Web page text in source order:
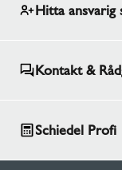
Hitta ansvarig
Kontakt &
Schiedel Profi